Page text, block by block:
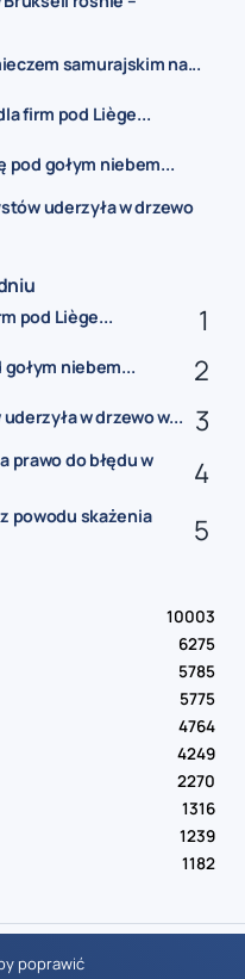
samurajskim na...
firm pod Liège...
pod gołym niebem...
uderzyła w drzewo
pod Liège...
niebem...
w drzewo w...
prawo do błędu w
powodu skażenia
10003
6275
5785
5775
4764
4249
2270
1316
1239
1182
2016-2026
poprawić